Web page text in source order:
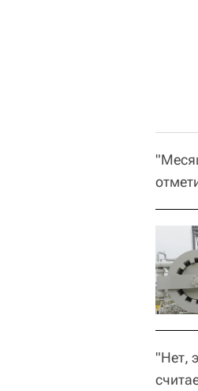
"Нет,